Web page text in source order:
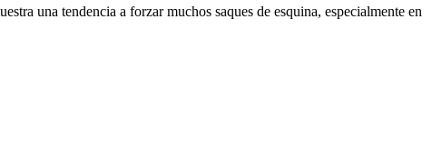
una tendencia a forzar muchos saques de esquina, especialmente en